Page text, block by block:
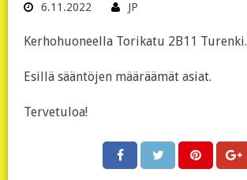
6.11.2022 JP
Kerhohuoneella Torikatu 2B11 Turenki.
Esillä sääntöjen määräämät asiat.
Tervetuloa!